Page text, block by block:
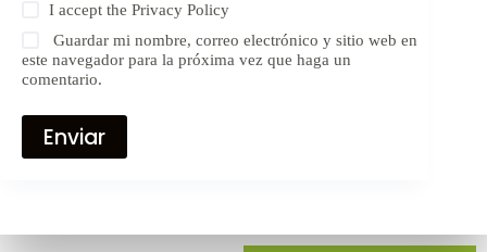
I accept thePrivacy Policy
Guardar mi nombre, correo electrónico y sitio web en
este navegador para la próxima vez que haga un
comentario.
Enviar